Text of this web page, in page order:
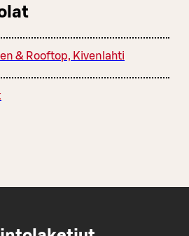
& Rooftop, Kivenlahti